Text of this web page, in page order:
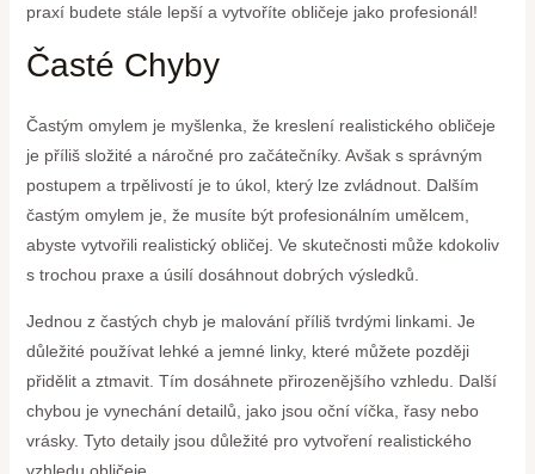
praxí budete stále lepší a vytvoříte obličeje jako profesionál!
Časté Chyby
Častým omylem je myšlenka, že kreslení realistického obličeje
je příliš složité a náročné pro začátečníky. Avšak s správným
postupem a trpělivostí je to úkol, který lze zvládnout. Dalším
častým omylem je, že musíte být profesionálním umělcem,
abyste vytvořili realistický obličej. Ve skutečnosti může kdokoliv
s trochou praxe a úsilí dosáhnout dobrých výsledků.
Jednou z častých chyb je malování příliš tvrdými linkami. Je
důležité používat lehké a jemné linky, které můžete později
přidělit a ztmavit. Tím dosáhnete přirozenějšího vzhledu. Další
chybou je vynechání detailů, jako jsou oční víčka, řasy nebo
vrásky. Tyto detaily jsou důležité pro vytvoření realistického